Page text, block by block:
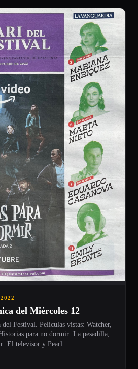
del Miércoles 12
Festival. Películas vistas: Watcher,
para no dormir: La pesadilla,
El televisor y Pearl